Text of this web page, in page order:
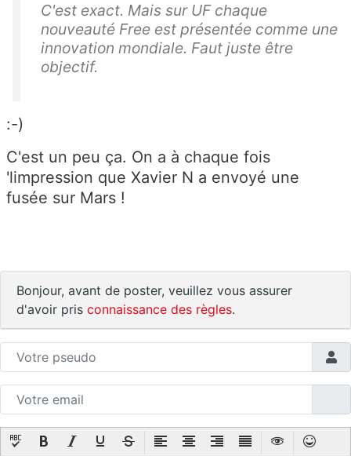
C'est exact. Mais sur UF chaque
nouveauté Free est présentée comme une
innovation mondiale. Faut juste être
objectif.
:-)
C'est un peu ça. On a à chaque fois
'limpression que Xavier N a envoyé une
fusée sur Mars !
Bonjour, avant de poster, veuillez vous assurer
d'avoir pris connaissance des règles.